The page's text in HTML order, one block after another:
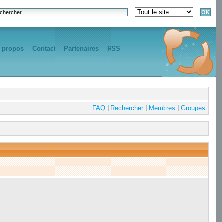
propos Contact Partenaires RSS
FAQ| Rechercher| Membres Groupes